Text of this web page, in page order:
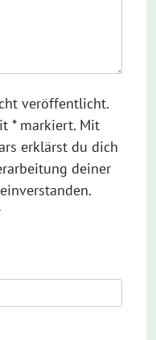
veröffentlicht.
* markiert. Mit
erklärst du dich
deiner